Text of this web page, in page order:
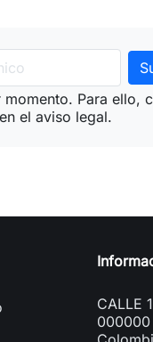
Para ello,
el aviso legal.
CALLE
000000